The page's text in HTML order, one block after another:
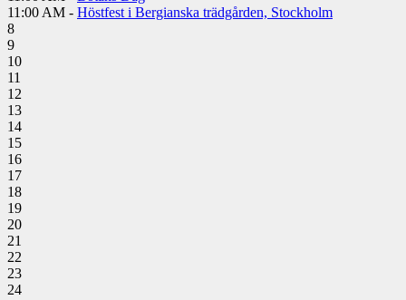
11:00 AM - Höstfest i Bergianska trädgården, Stockholm
8
9
10
11
12
13
14
15
16
17
18
19
20
21
22
23
24